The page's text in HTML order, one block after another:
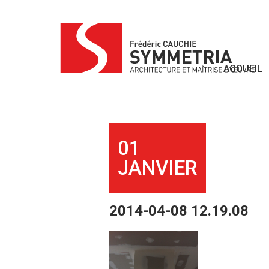
ACCUEIL
01
JANVIER
2014-04-08 12.19.08